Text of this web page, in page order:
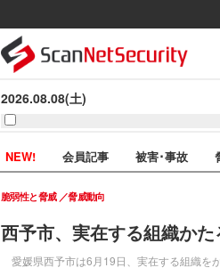
2026.08.08(土)
NEW! 会員記事 被害･事故
西予市、実在する組織か
愛媛県西予市は6月19日、実在する組織を
脆弱性と脅威 脅威動向